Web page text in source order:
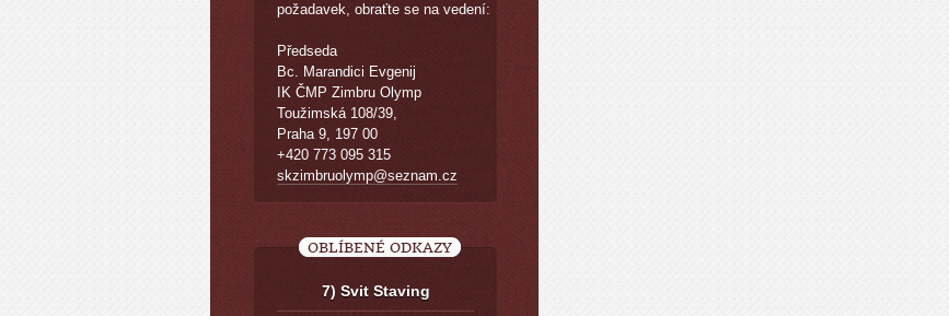
požadavek, obraťte se na vedení:
Předseda
Bc. Marandici Evgenij
IK ČMP Zimbru Olymp
Toužimská 108/39,
Praha 9, 197 00
+420 773 095 315
skzimbruolymp@seznam.cz
OBLÍBENÉ ODKAZY
7) Svit Staving